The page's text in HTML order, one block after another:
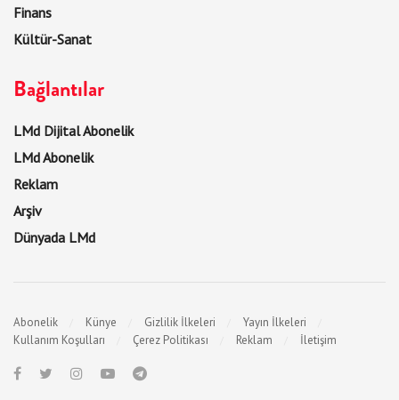
Finans
Kültür-Sanat
Bağlantılar
LMd Dijital Abonelik
LMd Abonelik
Reklam
Arşiv
Dünyada LMd
Abonelik Künye Gizlilik İlkeleri
Yayın İlkeleri
Kullanım Koşulları
Çerez Politikası Reklam İletişim